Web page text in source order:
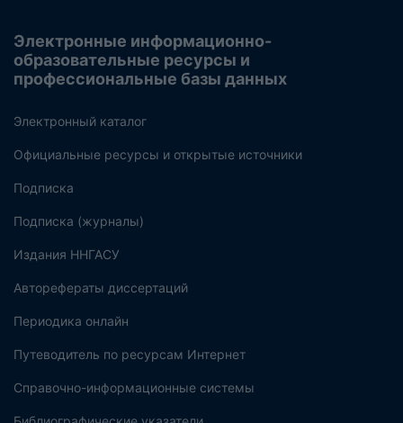
Электронные информационно-
образовательные ресурсы и
профессиональные базы данных
Электронный каталог
Официальные ресурсы и открытые источники
Подписка
Подписка (журналы)
Издания ННГАСУ
Авторефераты диссертаций
Периодика онлайн
Путеводитель по ресурсам Интернет
Справочно-информационные системы